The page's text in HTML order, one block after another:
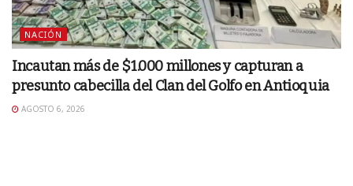
NACIÓN
Incautan más de $1.000 millones y capturan a
presunto cabecilla del Clan del Golfo en Antioquia
AGOSTO 6, 2026